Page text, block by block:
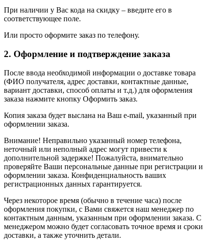
При наличии у Вас кода на скидку – введите его в
соответствующее поле.
Или просто оформите заказ по телефону.
2. Оформление и подтверждение заказа
После ввода необходимой информации о доставке товара
(ФИО получателя, адрес доставки, контактные данные,
вариант доставки, способ оплаты и т.д.) для оформления
заказа нажмите кнопку Оформить заказ.
Копия заказа будет выслана на Ваш e-mail, указанный при
оформлении заказа.
Внимание! Неправильно указанный номер телефона,
неточный или неполный адрес могут привести к
дополнительной задержке! Пожалуйста, внимательно
проверяйте Ваши персональные данные при регистрации и
оформлении заказа. Конфиденциальность ваших
регистрационных данных гарантируется.
Через некоторое время (обычно в течение часа) после
оформления покупки, с Вами свяжется наш менеджер по
контактным данным, указанным при оформлении заказа. С
менеджером можно будет согласовать точное время и сроки
доставки, а также уточнить детали.